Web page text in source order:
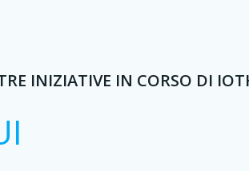
INIZIATIVE IN CORSO DI